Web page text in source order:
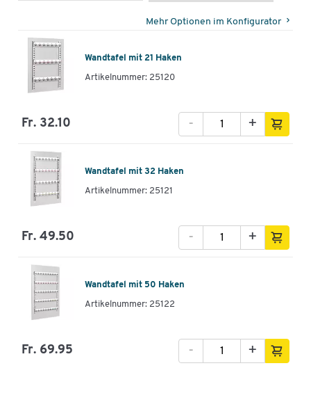
Mehr Optionen im Konfigurator
Wandtafel mit 21 Haken
Artikelnummer: 25120
Fr. 32.10 +
-
Wandtafel mit 32 Haken
Artikelnummer: 25121
Fr. 49.50 +
-
Wandtafel mit 50 Haken
Artikelnummer: 25122
Fr. 69.95 +
-